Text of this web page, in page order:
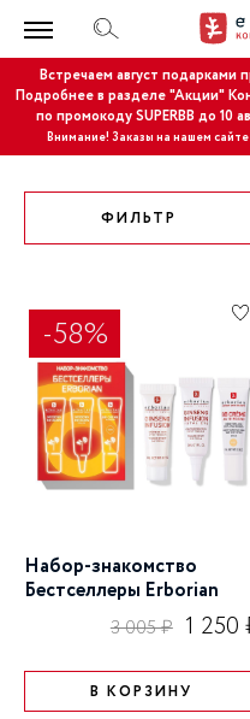
Встречаем август подарками
Подробнее в разделе "Акции"
по промокоду SUPERBB до 10
Внимание! Заказы на нашем
ФИЛЬТР
-58%
Набор-знакомство
Бестселлеры Erborian
3 005 ₽ 1 250
В КОРЗИНУ